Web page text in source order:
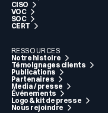
CISO
VOC
SOC
CERT
RESSOURCES
Notre histoire
Témoignages clients
Publications
Partenaires
Media / presse
Événements
Logo & kit de presse
Nous rejoindre